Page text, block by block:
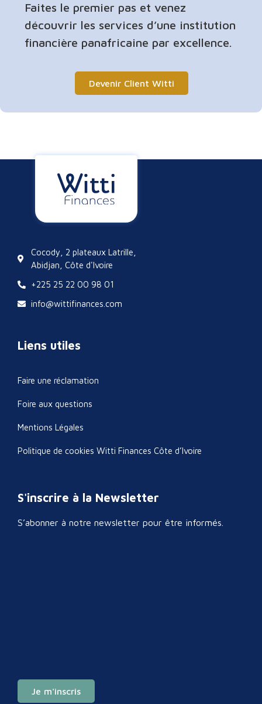
Faites le premier pas et venez
découvrir les services d’une institution
financière panafricaine par excellence.
Devenir Client Witti
Cocody, 2 plateaux Latrille,
Abidjan, Côte d'Ivoire
+225 25 22 00 98 01
info@wittifinances.com
Liens utiles
Faire une réclamation
Foire aux questions
Mentions Légales
Politique de cookies Witti Finances Côte d’Ivoire
S'inscrire à la Newsletter
S’abonner à notre newsletter pour être informés.
Je m'inscris